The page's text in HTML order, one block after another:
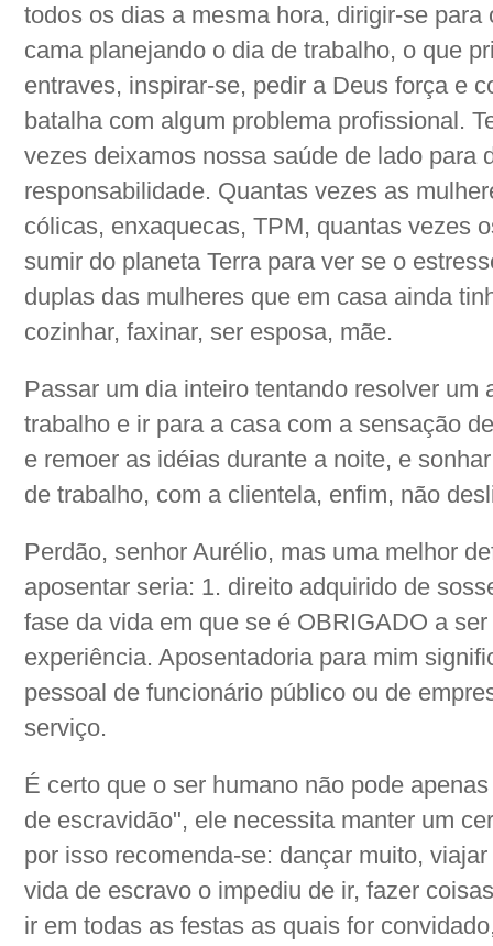
todos os dias a mesma hora, dirigir-se
cama planejando o dia de trabalho, o que
entraves, inspirar-se, pedir a Deus força e
batalha com algum problema profissional.
vezes deixamos nossa saúde de lado para
responsabilidade. Quantas vezes as
cólicas, enxaquecas, TPM, quantas vezes
sumir do planeta Terra para ver se o
duplas das mulheres que em casa ainda
cozinhar, faxinar, ser esposa, mãe.
Passar um dia inteiro tentando resolver um
trabalho e ir para a casa com a sensação
e remoer as idéias durante a noite, e
de trabalho, com a clientela, enfim, não
Perdão, senhor Aurélio, mas uma melhor
aposentar seria: 1. direito adquirido de
fase da vida em que se é OBRIGADO a
experiência. Aposentadoria para mim
pessoal de funcionário público ou de
serviço.
É certo que o ser humano não pode
de escravidão", ele necessita manter um
por isso recomenda-se: dançar muito,
vida de escravo o impediu de ir, fazer
ir em todas as festas as quais for